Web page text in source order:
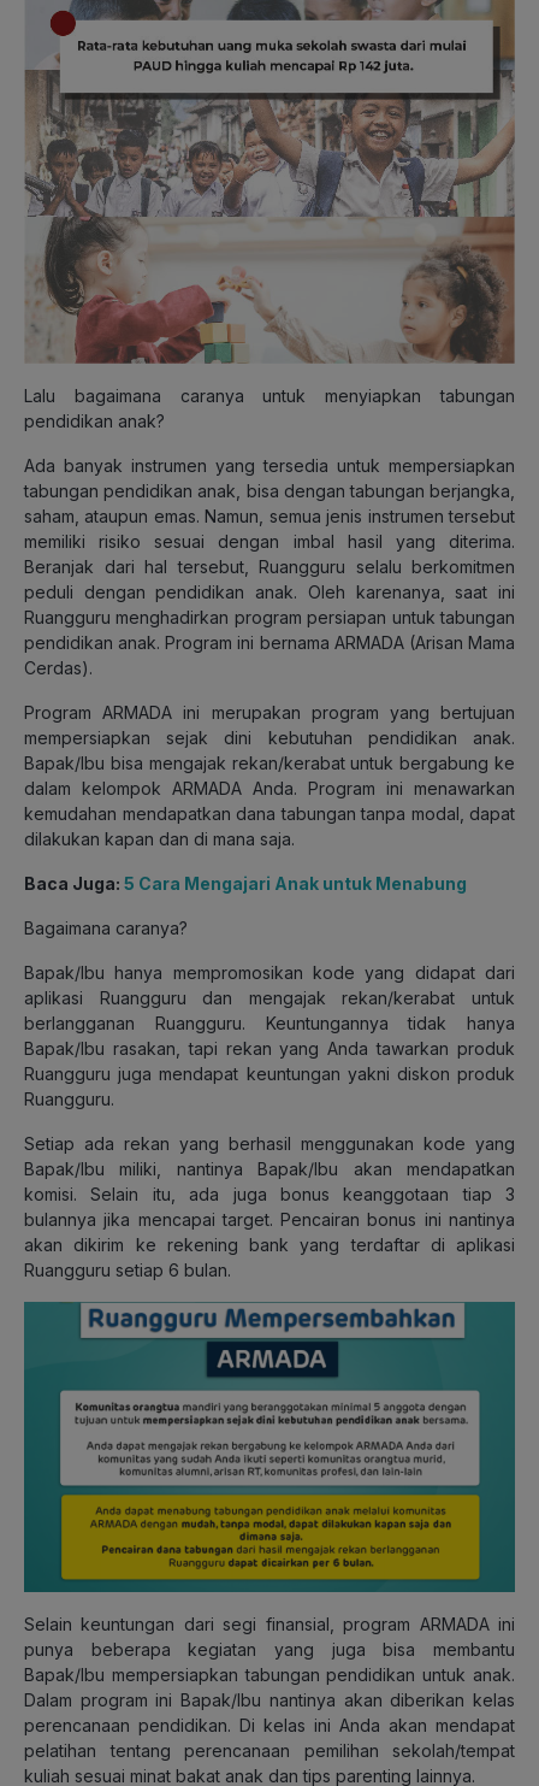
Lalu bagaimana caranya untuk menyiapkan tabungan
pendidikan anak?
Ada banyak instrumen yang tersedia untuk mempersiapkan
tabungan pendidikan anak, bisa dengan tabungan berjangka,
saham, ataupun emas. Namun, semua jenis instrumen tersebut
memiliki risiko sesuai dengan imbal hasil yang diterima.
Beranjak dari hal tersebut, Ruangguru selalu berkomitmen
peduli dengan pendidikan anak. Oleh karenanya, saat ini
Ruangguru menghadirkan program persiapan untuk tabungan
pendidikan anak. Program ini bernama ARMADA (Arisan Mama
Cerdas).
Program ARMADA ini merupakan program yang bertujuan
mempersiapkan sejak dini kebutuhan pendidikan anak.
Bapak/Ibu bisa mengajak rekan/kerabat untuk bergabung ke
dalam kelompok ARMADA Anda. Program ini menawarkan
kemudahan mendapatkan dana tabungan tanpa modal, dapat
dilakukan kapan dan di mana saja.
Baca Juga: 5 Cara Mengajari Anak untuk Menabung
Bagaimana caranya?
Bapak/Ibu hanya mempromosikan kode yang didapat dari
aplikasi Ruangguru dan mengajak rekan/kerabat untuk
berlangganan Ruangguru. Keuntungannya tidak hanya
Bapak/Ibu rasakan, tapi rekan yang Anda tawarkan produk
Ruangguru juga mendapat keuntungan yakni diskon produk
Ruangguru.
Setiap ada rekan yang berhasil menggunakan kode yang
Bapak/Ibu miliki, nantinya Bapak/Ibu akan mendapatkan
komisi. Selain itu, ada juga bonus keanggotaan tiap 3
bulannya jika mencapai target. Pencairan bonus ini nantinya
akan dikirim ke rekening bank yang terdaftar di aplikasi
Ruangguru setiap 6 bulan.
Selain keuntungan dari segi finansial, program ARMADA ini
punya beberapa kegiatan yang juga bisa membantu
Bapak/Ibu mempersiapkan tabungan pendidikan untuk anak.
Dalam program ini Bapak/Ibu nantinya akan diberikan kelas
perencanaan pendidikan. Di kelas ini Anda akan mendapat
pelatihan tentang perencanaan pemilihan sekolah/tempat
kuliah sesuai minat bakat anak dan tips parenting lainnya.